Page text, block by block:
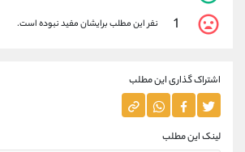
1 نفر این مطلب برایشان مفید نبوده است.
اشتراک گذاری این مطلب
لینک این مطلب